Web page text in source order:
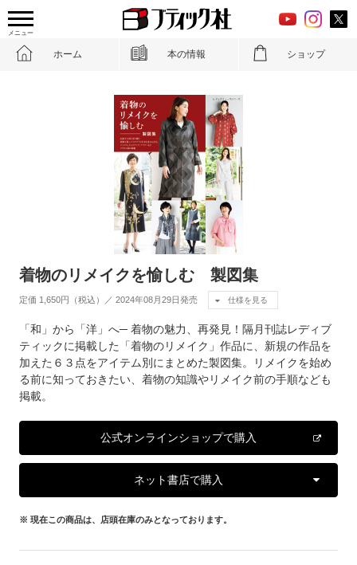
メニュー
ホーム 本の情報 ショップ
着物のリメイクを愉しむ 製図集
定価 1,650円（税込）／ 2024年08月29日発売 仕様を見る
「和」から「洋」へ─ 着物の魅力、再発見！隔月刊誌レディブ
ティックに掲載した「着物のリメイク」作品に、新規の作品を
加えた６３点をアイテム別にまとめた製図集。リメイクを始め
る前に知っておきたい、着物の知識やリメイク前の手順なども
掲載。
公式オンラインショップで購入
ネット書店で購入
※ 現在この商品は、店頭在庫のみとなっております。